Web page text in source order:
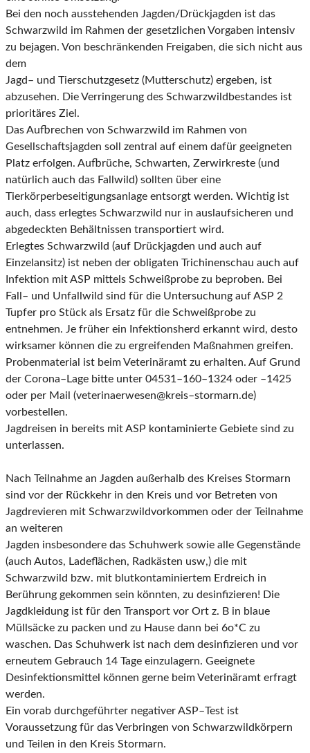
Bei den noch ausstehenden Jagden/Drückjagden ist das
Schwarzwild im Rahmen der gesetzlichen Vorgaben intensiv
zu bejagen. Von beschränkenden Freigaben, die sich nicht aus
dem
Jagd– und Tierschutzgesetz (Mutterschutz) ergeben, ist
abzusehen. Die Verringerung des Schwarzwildbestandes ist
prioritäres Ziel.
Das Aufbrechen von Schwarzwild im Rahmen von
Gesellschaftsjagden soll zentral auf einem dafür geeigneten
Platz erfolgen. Aufbrüche, Schwarten, Zerwirkreste (und
natürlich auch das Fallwild) sollten über eine
Tierkörperbeseitigungsanlage entsorgt werden. Wichtig ist
auch, dass erlegtes Schwarzwild nur in auslaufsicheren und
abgedeckten Behältnissen transportiert wird.
Erlegtes Schwarzwild (auf Drückjagden und auch auf
Einzelansitz) ist neben der obligaten Trichinenschau auch auf
Infektion mit ASP mittels Schweißprobe zu beproben. Bei
Fall – und Unfallwild sind für die Untersuchung auf ASP 2
Tupfer pro Stück als Ersatz für die Schweißprobe zu
entnehmen. Je früher ein Infektionsherd erkannt wird, desto
wirksamer können die zu ergreifenden Maßnahmen greifen.
Probenmaterial ist beim Veterinäramt zu erhalten. Auf Grund
der Corona– Lage bitte unter 04531 –160–1324 oder –1425
oder per Mail (veterinaerwesen@kreis–stormarn.de)
vorbestellen.
Jagdreisen in bereits mit ASP kontaminierte Gebiete sind zu
unterlassen.
Nach Teilnahme an Jagden außerhalb des Kreises Stormarn
sind vor der Rückkehr in den Kreis und vor Betreten von
Jagdrevieren mit Schwarzwildvorkommen oder der Teilnahme
an weiteren
Jagden insbesondere das Schuhwerk sowie alle Gegenstände
(auch Autos, Ladeflächen, Rad kästen usw,) die mit
Schwarzwild bzw. mit blutkontaminiertem Erdreich in
Berührung gekommen sein könnten, zu desinfizieren! Die
Jagdkleidung ist für den Transport vor Ort z. B in blaue
Müll säcke zu packen und zu Hause dann bei 6o*C zu
waschen. Das Schuhwerk ist nach dem desinfizieren und vor
erneutem Gebrauch 14 Tage einzulagern. Geeignete
Desinfektionsmittel können gerne beim Veterinäramt erfragt
werden.
Ein vorab durchgeführter negativer ASP–Test ist
Voraussetzung für das Verbringen von Schwarzwildkörpern
und Teilen in den Kreis Stormarn.